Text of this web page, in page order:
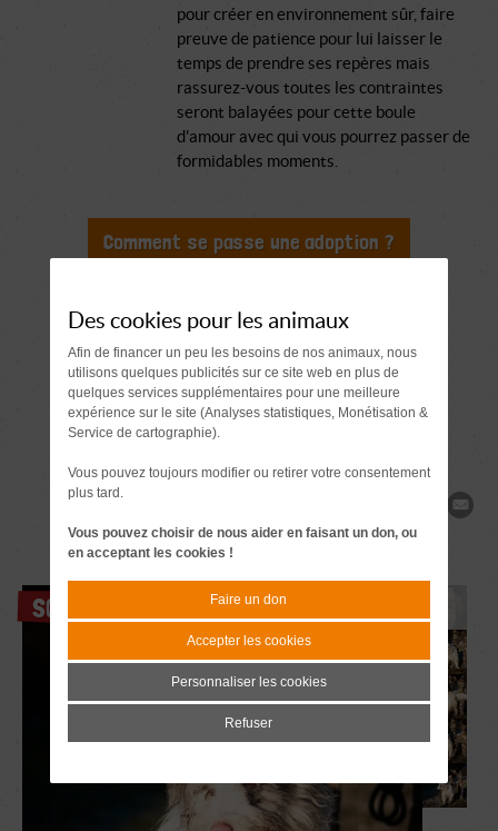
pour créer en environnement sûr, faire
preuve de patience pour lui laisser le
temps de prendre ses repères mais
rassurez-vous toutes les contraintes
seront balayées pour cette boule
d'amour avec qui vous pourrez passer de
formidables moments.
Comment se passe une adoption ?
Demande de
renseignements
SOS
Des cookies pour les animaux
Afin de financer un peu les besoins de nos animaux, nous
utilisons quelques publicités sur ce site web en plus de
quelques services supplémentaires pour une meilleure
expérience sur le site (Analyses statistiques, Monétisation &
Service de cartographie).
Vous pouvez toujours modifier ou retirer votre consentement
plus tard.
Vous pouvez choisir de nous aider en faisant un don, ou
en acceptant les cookies !
Faire un don
Accepter les cookies
Personnaliser les cookies
Refuser